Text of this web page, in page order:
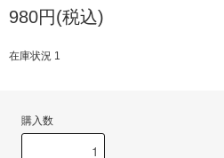
980円(税込)
在庫状況 1
購入数